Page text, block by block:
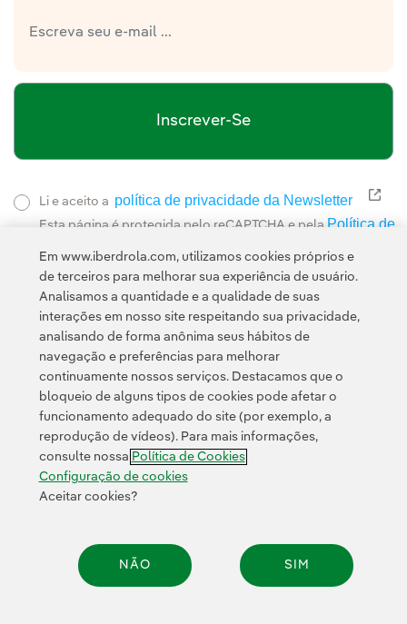
Inscrever-Se
Li e aceito a política de privacidade da Newsletter Link
Esta página é protegida pelo reCAPTCHA e pela Política de
Contato Clientes Política de Privacidade Informação legal
Política de cookies Configuração de cookies Acessibilidade
Canal de denúncias
© 2026 Iberdrola, S.A. Todos os direitos reservados.
Em www.iberdrola.com, utilizamos cookies próprios e
de terceiros para melhorar sua experiência de usuário.
Analisamos a quantidade e a qualidade de suas
interações em nosso site respeitando sua privacidade,
analisando de forma anônima seus hábitos de
navegação e preferências para melhorar
continuamente nossos serviços. Destacamos que o
bloqueio de alguns tipos de cookies pode afetar o
funcionamento adequado do site (por exemplo, a
reprodução de vídeos). Para mais informações,
consulte nossa Política de Cookies
Configuração de cookies
Aceitar cookies?
NÃO SIM